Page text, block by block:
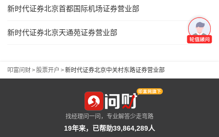
新时代证券北京首都国际机场证券营业部
新时代证券北京天通苑证券营业部
叩富问财> 股票开户 >新时代证券北京中关村东路证券营业部
找经理问一问，专业解答少走弯路
19年来，已帮助39,864,289人